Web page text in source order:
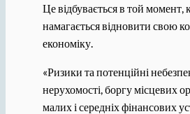
Це відбувається в той момент,
намагається відновити свою
економіку.
«Ризики та потенційні
нерухомості, боргу місцевих
малих і середніх фінансових